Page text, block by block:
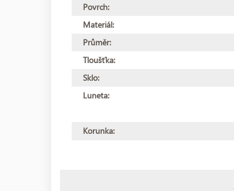
Povrch:
Materiál:
Průměr:
Tloušťka:
Sklo:
Luneta:
Korunka: